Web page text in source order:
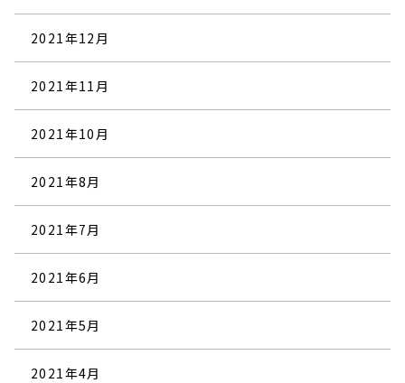
2021年12月
2021年11月
2021年10月
2021年8月
2021年7月
2021年6月
2021年5月
2021年4月